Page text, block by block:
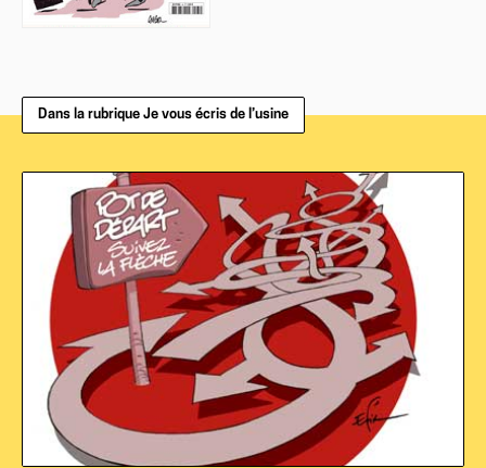
Dans la rubrique Je vous écris de l’usine